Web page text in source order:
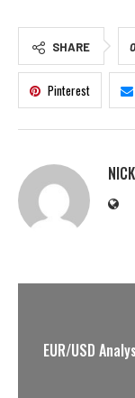
SHARE 0
Pinterest
EUR/USD